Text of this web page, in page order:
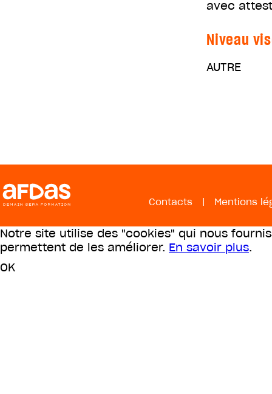
avec
Niveau
AUTRE
Contacts | Mentions
Notre site utilise des "cookies" qui nous
permettent de les améliorer. En savoir plus.
OK